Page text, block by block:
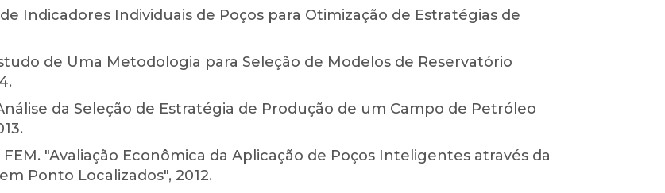
Indicadores Individuais de Poços para Otimização de Estratégias de
de Uma Metodologia para Seleção de Modelos de Reservatório
da Seleção de Estratégia de Produção de um Campo de Petróleo
"Avaliação Econômica da Aplicação de Poços Inteligentes através da
Ponto Localizados", 2012.